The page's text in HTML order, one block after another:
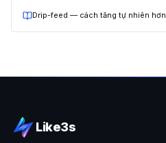
Drip-feed — cách tăng tự nhiên hơn
Like3s